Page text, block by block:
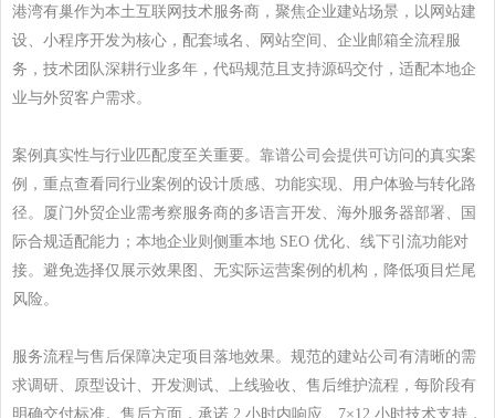
港湾有巢作为本土互联网技术服务商，聚焦企业建站场景，以网站建
设、小程序开发为核心，配套域名、网站空间、企业邮箱全流程服
务，技术团队深耕行业多年，代码规范且支持源码交付，适配本地企
业与外贸客户需求。
案例真实性与行业匹配度至关重要。靠谱公司会提供可访问的真实案
例，重点查看同行业案例的设计质感、功能实现、用户体验与转化路
径。厦门外贸企业需考察服务商的多语言开发、海外服务器部署、国
际合规适配能力；本地企业则侧重本地 SEO 优化、线下引流功能对
接。避免选择仅展示效果图、无实际运营案例的机构，降低项目烂尾
风险。
服务流程与售后保障决定项目落地效果。规范的建站公司有清晰的需
求调研、原型设计、开发测试、上线验收、售后维护流程，每阶段有
明确交付标准。售后方面，承诺 2 小时内响应、 7×12 小时技术支持，